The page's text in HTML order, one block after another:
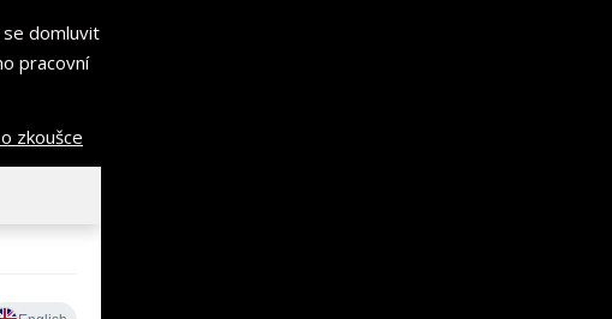
se domluvit
pracovní
zkoušce